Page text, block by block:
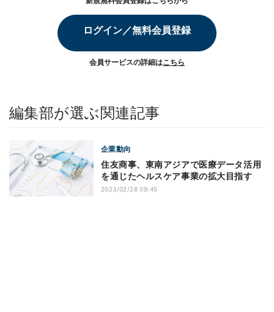
ログイン／無料会員登録
会員サービスの詳細はこちら
編集部が選ぶ関連記事
企業動向
住友商事、東南アジアで医療データ活用
を通じたヘルスケア事業の拡大目指す
2023/02/28 09:45